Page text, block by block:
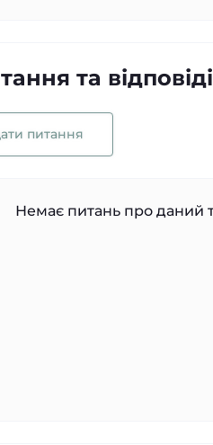
та відповіді
питання
Немає питань про даний